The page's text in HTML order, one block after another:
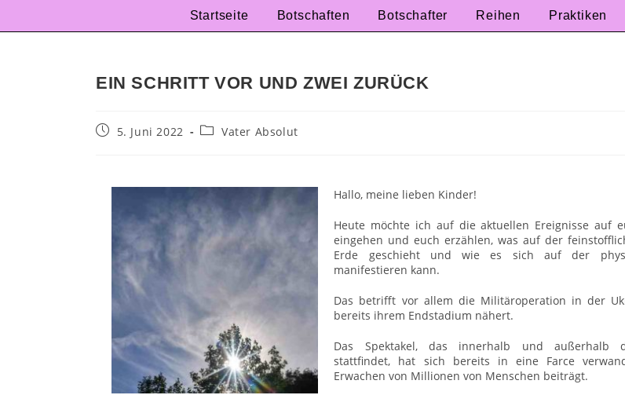
Startseite Botschaften Botschafter Reihen Praktiken
EIN SCHRITT VOR UND ZWEI ZURÜCK
5. Juni 2022 Vater Absolut
Hallo, meine lieben Kinder!
Heute möchte ich auf die aktuellen Ereignisse auf
eingehen und euch erzählen, was auf der
Erde geschieht und wie es sich auf der
manifestieren kann.
Das betrifft vor allem die Militäroperation in der
bereits ihrem Endstadium nähert.
Das Spektakel, das innerhalb und außerhalb
stattfindet, hat sich bereits in eine Farce
Erwachen von Millionen von Menschen beiträgt.